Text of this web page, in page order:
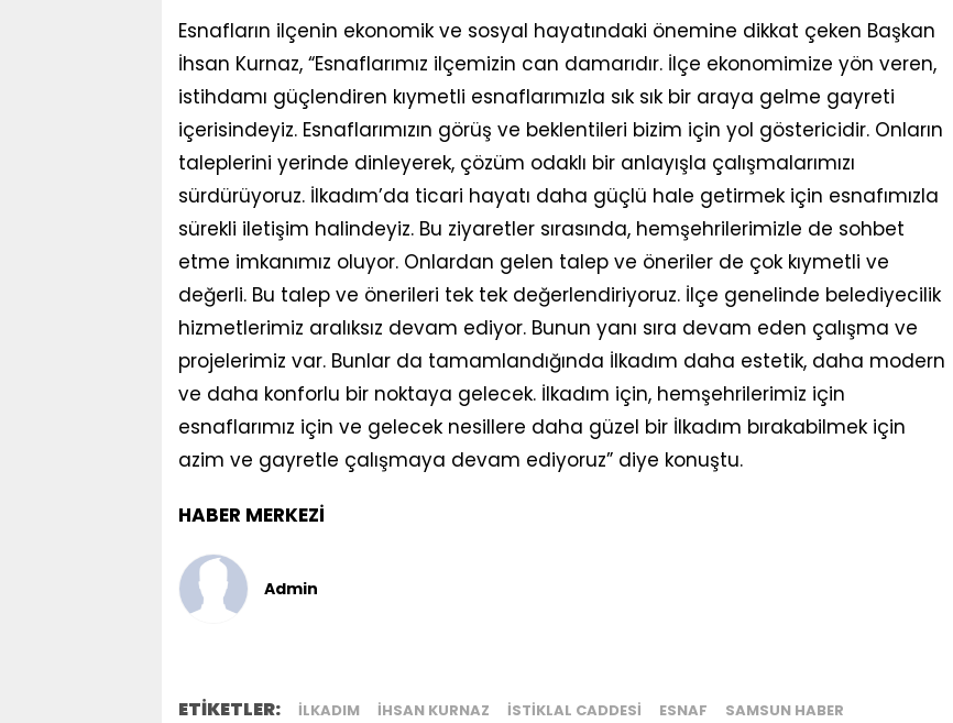
Esnafların ilçenin ekonomik ve sosyal hayatındaki önemine dikkat çeken Başkan
İhsan Kurnaz, “Esnaflarımız ilçemizin can damarıdır. İlçe ekonomimize yön veren,
istihdamı güçlendiren kıymetli esnaflarımızla sık sık bir araya gelme gayreti
içerisindeyiz. Esnaflarımızın görüş ve beklentileri bizim için yol göstericidir. Onların
taleplerini yerinde dinleyerek, çözüm odaklı bir anlayışla çalışmalarımızı
sürdürüyoruz. İlkadım’da ticari hayatı daha güçlü hale getirmek için esnafımızla
sürekli iletişim halindeyiz. Bu ziyaretler sırasında, hemşehrilerimizle de sohbet
etme imkanımız oluyor. Onlardan gelen talep ve öneriler de çok kıymetli ve
değerli. Bu talep ve önerileri tek tek değerlendiriyoruz. İlçe genelinde belediyecilik
hizmetlerimiz aralıksız devam ediyor. Bunun yanı sıra devam eden çalışma ve
projelerimiz var. Bunlar da tamamlandığında İlkadım daha estetik, daha modern
ve daha konforlu bir noktaya gelecek. İlkadım için, hemşehrilerimiz için
esnaflarımız için ve gelecek nesillere daha güzel bir İlkadım bırakabilmek için
azim ve gayretle çalışmaya devam ediyoruz” diye konuştu.
HABER MERKEZİ
Admin
ETİKETLER: ILKADIM IHSAN KURNAZ ISTIKLAL CADDESI ESNAF SAMSUN HABER